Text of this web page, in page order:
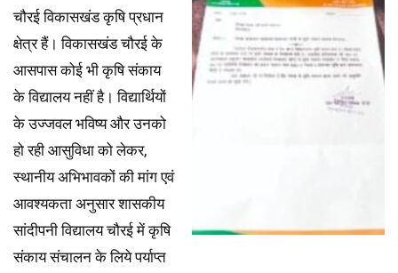
चौरई विकासखंड कृषि प्रधान
क्षेत्र हैं। विकासखंड चौरई के
आसपास कोई भी कृषि संकाय
के विद्यालय नहीं है। विद्यार्थियों
के उज्जवल भविष्य और उनको
हो रही आसुविधा को लेकर,
स्थानीय अभिभावकों की मांग एवं
आवश्यकता अनुसार शासकीय
सांदीपनी विद्यालय चौरई में कृषि
संकाय संचालन के लिये पर्याप्त